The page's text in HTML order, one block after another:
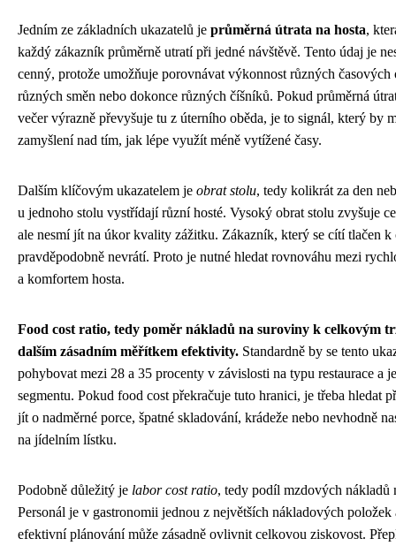
Jedním ze základních ukazatelů je průměrná útrata na hosta,
každý zákazník průměrně utratí při jedné návštěvě. Tento údaj je
cenný, protože umožňuje porovnávat výkonnost různých časových
různých směn nebo dokonce různých číšníků. Pokud průměrná
večer výrazně převyšuje tu z úterního oběda, je to signál, který by
zamyšlení nad tím, jak lépe využít méně vytížené časy.
Dalším klíčovým ukazatelem je obrat stolu, tedy kolikrát za den
u jednoho stolu vystřídají různí hosté. Vysoký obrat stolu zvyšuje
ale nesmí jít na úkor kvality zážitku. Zákazník, který se cítí tlačen k
pravděpodobně nevrátí. Proto je nutné hledat rovnováhu mezi
a komfortem hosta.
Food cost ratio, tedy poměr nákladů na suroviny k celkovým
dalším zásadním měřítkem efektivity. Standardně by se tento
pohybovat mezi 28 a 35 procenty v závislosti na typu restaurace a
segmentu. Pokud food cost překračuje tuto hranici, je třeba hledat
jít o nadměrné porce, špatné skladování, krádeže nebo nevhodně
na jídelním lístku.
Podobně důležitý je labor cost ratio, tedy podíl mzdových nákladů
Personál je v gastronomii jednou z největších nákladových položek
efektivní plánování může zásadně ovlivnit celkovou ziskovost.